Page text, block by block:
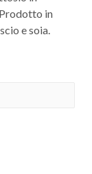
in
e soia.
g